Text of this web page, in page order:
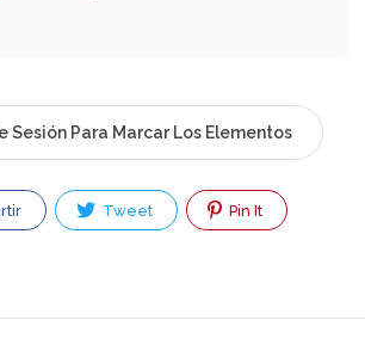
Sesión Para Marcar Los Elementos
Tweet Pin It